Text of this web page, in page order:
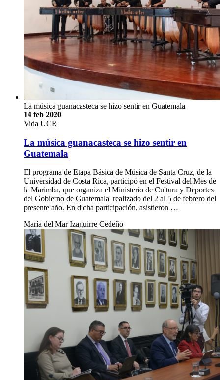
La música guanacasteca se hizo sentir en Guatemala
14 feb 2020
Vida UCR
La música guanacasteca se hizo sentir en
Guatemala
El programa de Etapa Básica de Música de Santa Cruz, de la
Universidad de Costa Rica, participó en el Festival del Mes de
la Marimba, que organiza el Ministerio de Cultura y Deportes
del Gobierno de Guatemala, realizado del 2 al 5 de febrero del
presente año. En dicha participación, asistieron …
María del Mar Izaguirre Cedeño